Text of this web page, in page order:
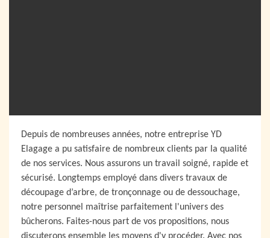
Depuis de nombreuses années, notre entreprise YD
Elagage a pu satisfaire de nombreux clients par la qualité
de nos services. Nous assurons un travail soigné, rapide et
sécurisé. Longtemps employé dans divers travaux de
découpage d’arbre, de tronçonnage ou de dessouchage,
notre personnel maîtrise parfaitement l'univers des
bûcherons. Faites-nous part de vos propositions, nous